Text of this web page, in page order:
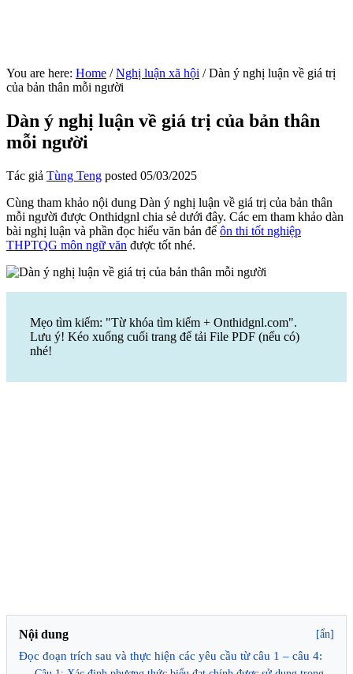
You are here: Home / Nghị luận xã hội /Dàn ý nghị luận về giá trị
của bản thân mỗi người
Dàn ý nghị luận về giá trị của bản thân
mỗi người
Tác giả Tùng Teng posted 05/03/2025
Cùng tham khảo nội dung Dàn ý nghị luận về giá trị của bản thân
mỗi người được Onthidgnl chia sẻ dưới đây. Các em tham khảo dàn
bài nghị luận và phần đọc hiểu văn bản để ôn thi tốt nghiệp
THPTQG môn ngữ văn được tốt nhé.
Mẹo tìm kiếm: "Từ khóa tìm kiếm + Onthidgnl.com".
Lưu ý! Kéo xuống cuối trang để tải File PDF (nếu có)
nhé!
Nội dung [ẩn]
Đọc đoạn trích sau và thực hiện các yêu cầu từ câu 1 – câu 4: